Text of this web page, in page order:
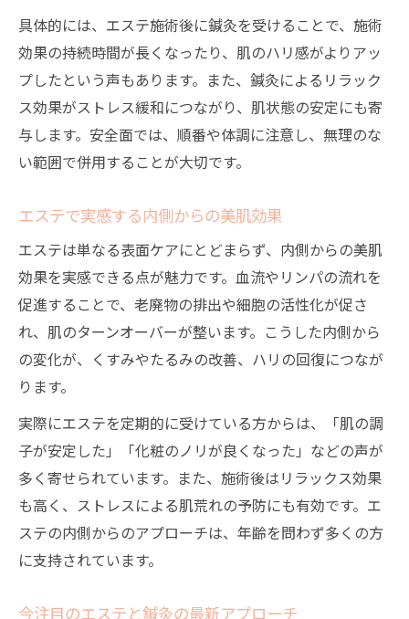
具体的には、エステ施術後に鍼灸を受けることで、施術
効果の持続時間が長くなったり、肌のハリ感がよりアッ
プしたという声もあります。また、鍼灸によるリラック
ス効果がストレス緩和につながり、肌状態の安定にも寄
与します。安全面では、順番や体調に注意し、無理のな
い範囲で併用することが大切です。
エステで実感する内側からの美肌効果
エステは単なる表面ケアにとどまらず、内側からの美肌
効果を実感できる点が魅力です。血流やリンパの流れを
促進することで、老廃物の排出や細胞の活性化が促さ
れ、肌のターンオーバーが整います。こうした内側から
の変化が、くすみやたるみの改善、ハリの回復につなが
ります。
実際にエステを定期的に受けている方からは、「肌の調
子が安定した」「化粧のノリが良くなった」などの声が
多く寄せられています。また、施術後はリラックス効果
も高く、ストレスによる肌荒れの予防にも有効です。エ
ステの内側からのアプローチは、年齢を問わず多くの方
に支持されています。
今注目のエステと鍼灸の最新アプローチ